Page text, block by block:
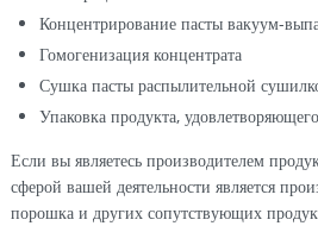
Концентрирование пасты вакуум-
Гомогенизация концентрата
Сушка пасты распылительной
Упаковка продукта,
Если вы являетесь производителем
сферой вашей деятельности является
порошка и других сопутствующих